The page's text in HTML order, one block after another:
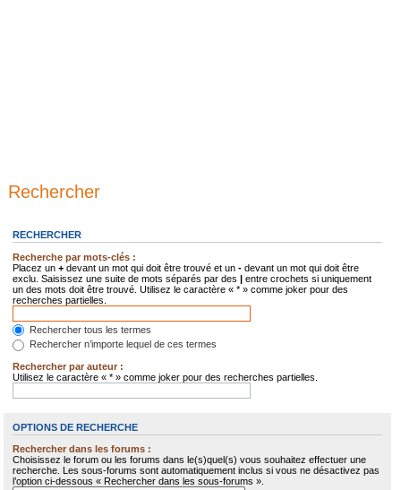
Rechercher
RECHERCHER
Recherche par mots-clés :
Placez un + devant un mot qui doit être trouvé et un - devant un mot qui doit être
exclu. Saisissez une suite de mots séparés par des | entre crochets si uniquement
un des mots doit être trouvé. Utilisez le caractère « * » comme joker pour des
recherches partielles.
Rechercher tous les termes
Rechercher n’importe lequel de ces termes
Rechercher par auteur :
Utilisez le caractère « * » comme joker pour des recherches partielles.
OPTIONS DE RECHERCHE
Rechercher dans les forums :
Choisissez le forum ou les forums dans le(s)quel(s) vous souhaitez effectuer une
recherche. Les sous-forums sont automatiquement inclus si vous ne désactivez pas
l’option ci-dessous « Rechercher dans les sous-forums ».